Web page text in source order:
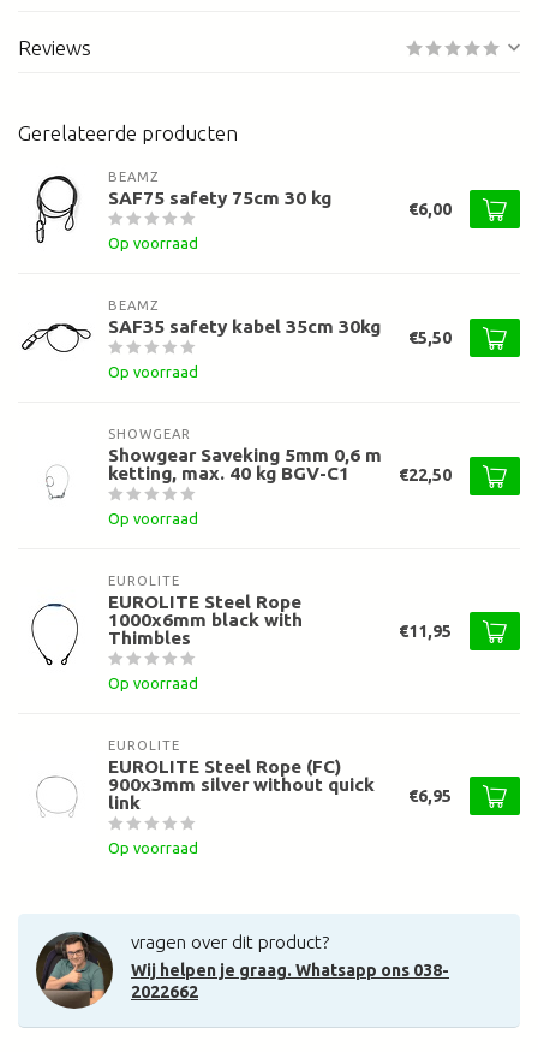
Reviews
Gerelateerde producten
BEAMZ
SAF75 safety 75cm 30 kg
Op voorraad
€6,00
BEAMZ
SAF35 safety kabel 35cm 30kg
Op voorraad
€5,50
SHOWGEAR
Showgear Saveking 5mm 0,6 m
ketting, max. 40 kg BGV-C1
Op voorraad
€22,50
EUROLITE
EUROLITE Steel Rope
1000x6mm black with
Thimbles
Op voorraad
€11,95
EUROLITE
EUROLITE Steel Rope (FC)
900x3mm silver without quick
link
Op voorraad
€6,95
vragen over dit product?
Wij helpen je graag. Whatsapp ons 038-
2022662